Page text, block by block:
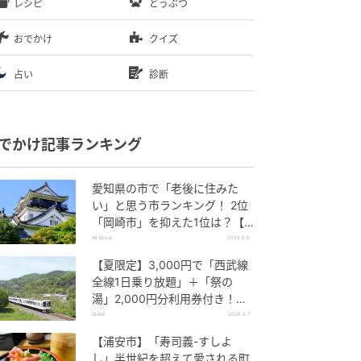
レシピ どうぶつ
おでかけ クイズ
占い 診断
かけ記事ランキング
愛知県の市で「老後に住みた
い」と思う市ランキング！ 2位
「岡崎市」を抑えた1位は？【2
026年調査】
All About 2026.8.6
【夏限定】3,000円で「西武線
全線1日乗り放題」＋「祭の
湯」2,000円分利用券付き！
『秩父 夏のおでかけきっぷ』で
GLAM 2026.8.7
【浦安市】「寿司義-すしよ
し」半世紀を超えて愛される町